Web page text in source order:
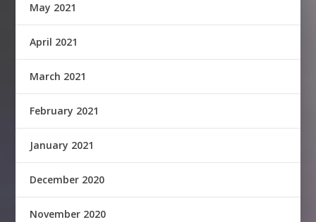
May 2021
April 2021
March 2021
February 2021
January 2021
December 2020
November 2020